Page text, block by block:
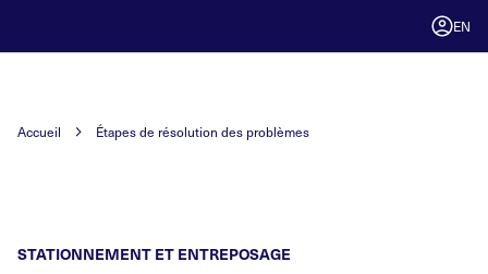
EN
Accueil Étapes de résolution des problèmes
STATIONNEMENT ET ENTREPOSAGE